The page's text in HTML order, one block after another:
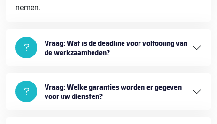
nemen.
Vraag: Wat is de deadline voor voltooiing van
de werkzaamheden?
Vraag: Welke garanties worden er gegeven
voor uw diensten?